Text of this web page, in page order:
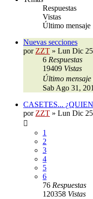
Respuestas
Vistas
Último mensaje
Nuevas secciones
por ZZT » Lun Dic
6 Respuestas
19409 Vistas
Último mensaje
Sab Ago 31,
CASETES...
por ZZT » Lun Dic
1
2
3
4
5
6
76 Respuestas
120358 Vistas